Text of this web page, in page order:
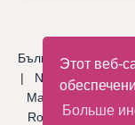
Этот веб-
Больше
Български|Català
| Nederlandse
Magyar
Română|